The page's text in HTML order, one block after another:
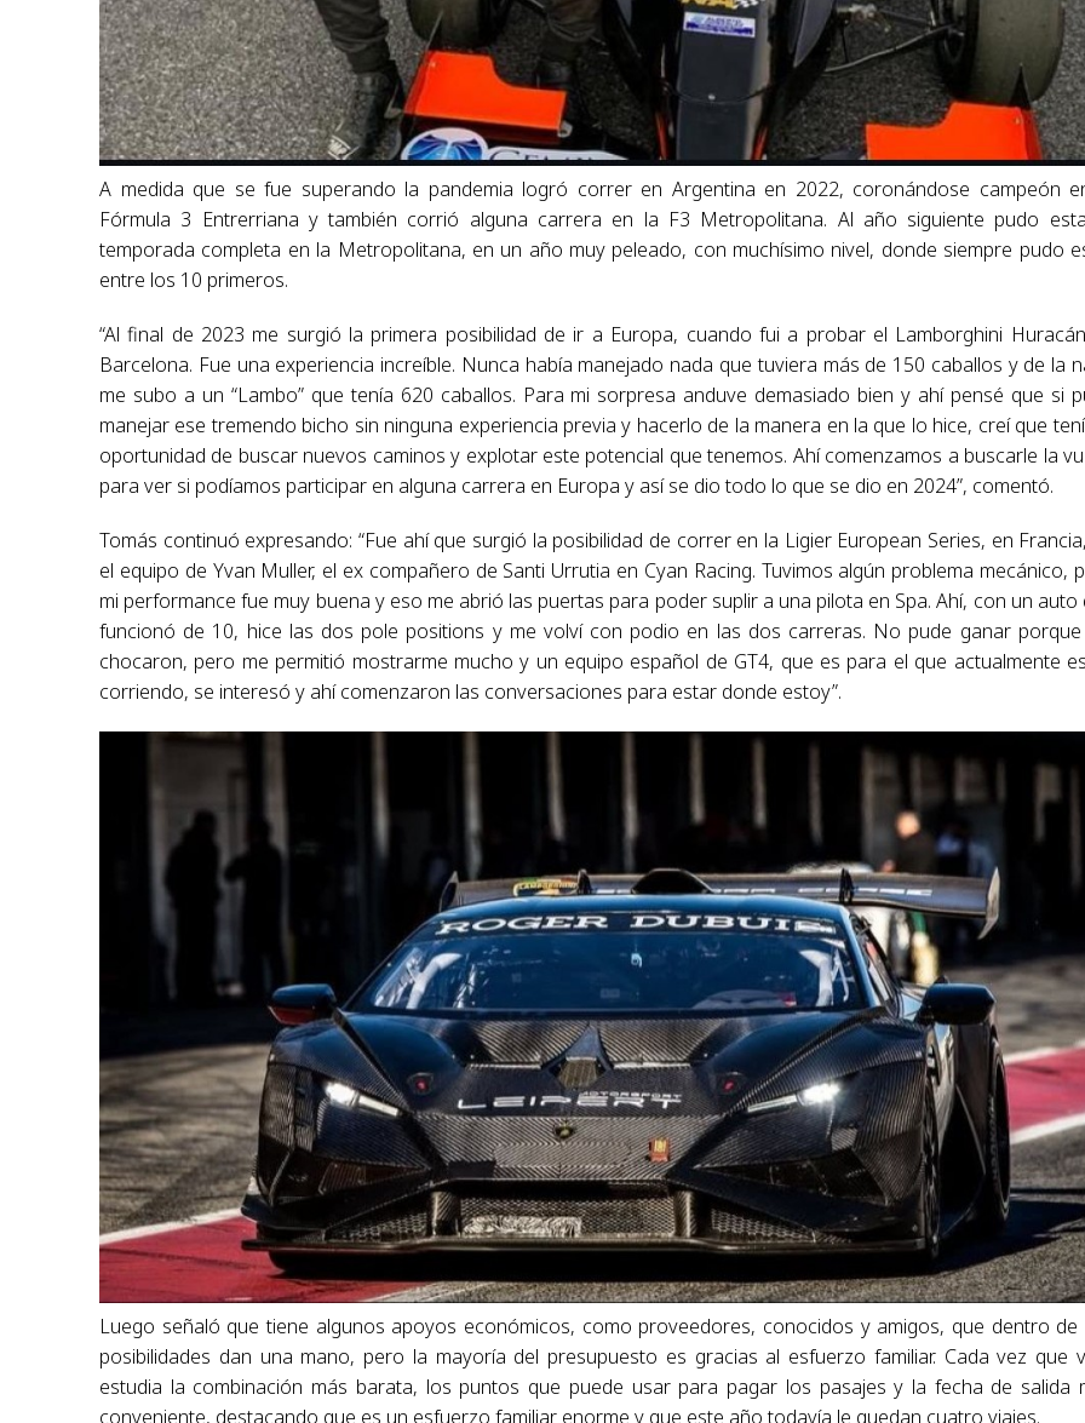
A medida que se fue superando la pandemia logró correr en Argentina en 2022, coronándose campeón
Fórmula 3 Entrerriana y también corrió alguna carrera en la F3 Metropolitana. Al año siguiente pudo
temporada completa en la Metropolitana, en un año muy peleado, con muchísimo nivel, donde siempre pudo
entre los 10 primeros.
“Al final de 2023 me surgió la primera posibilidad de ir a Europa, cuando fui a probar el Lamborghini
Barcelona. Fue una experiencia increíble. Nunca había manejado nada que tuviera más de 150 caballos y de la
me subo a un “Lambo” que tenía 620 caballos. Para mi sorpresa anduve demasiado bien y ahí pensé que si
manejar ese tremendo bicho sin ninguna experiencia previa y hacerlo de la manera en la que lo hice, creí que
oportunidad de buscar nuevos caminos y explotar este potencial que tenemos. Ahí comenzamos a buscarle la
para ver si podíamos participar en alguna carrera en Europa y así se dio todo lo que se dio en 2024”, comentó.
Tomás continuó expresando: “Fue ahí que surgió la posibilidad de correr en la Ligier European Series, en
el equipo de Yvan Muller, el ex compañero de Santi Urrutia en Cyan Racing. Tuvimos algún problema mecánico,
mi performance fue muy buena y eso me abrió las puertas para poder suplir a una pilota en Spa. Ahí, con un auto
funcionó de 10, hice las dos pole positions y me volví con podio en las dos carreras. No pude ganar
chocaron, pero me permitió mostrarme mucho y un equipo español de GT4, que es para el que actualmente
corriendo, se interesó y ahí comenzaron las conversaciones para estar donde estoy”.
Luego señaló que tiene algunos apoyos económicos, como proveedores, conocidos y amigos, que dentro de
posibilidades dan una mano, pero la mayoría del presupuesto es gracias al esfuerzo familiar. Cada vez que
estudia la combinación más barata, los puntos que puede usar para pagar los pasajes y la fecha de salida
conveniente, destacando que es un esfuerzo familiar enorme y que este año todavía le quedan cuatro viajes.